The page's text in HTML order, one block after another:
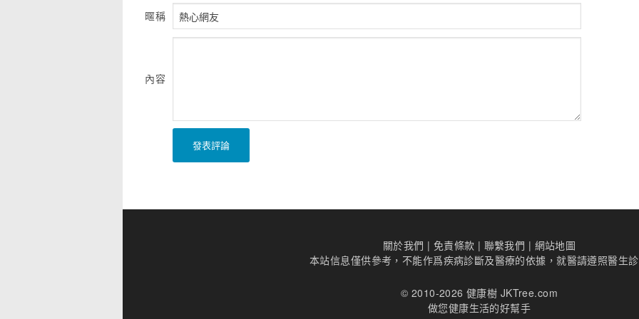
暱稱
內容
發表評論
關於我們 | 免責條款 | 聯繫我們 | 網站地圖
本站信息僅供參考，不能作爲疾病診斷及醫療的依據，就醫請遵照醫生
© 2010-2026 健康樹 JKTree.com
做您健康生活的好幫手